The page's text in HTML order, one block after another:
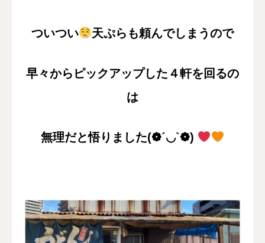
ついつい 天ぷらも頼んでしまうので
早々からピックアップした４軒を回るの
は
無理だと悟りました(❁´◡`❁)